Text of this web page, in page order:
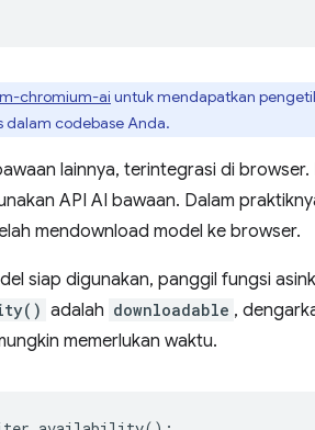
chromium-ai untuk mendapatkan
dalam codebase Anda.
lainnya, terintegrasi di
API AI bawaan. Dalam
mendownload model ke browser.
siap digunakan, panggil fungsi
adalah downloadable ,
memerlukan waktu.